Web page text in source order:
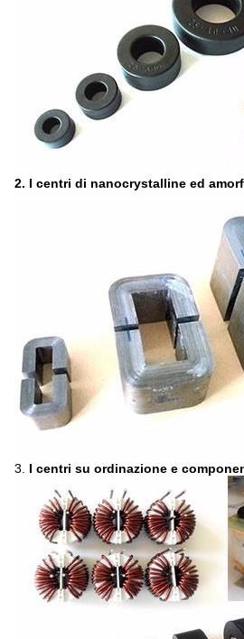
2. I centri di nanocrystalline ed
3. I centri su ordinazione e